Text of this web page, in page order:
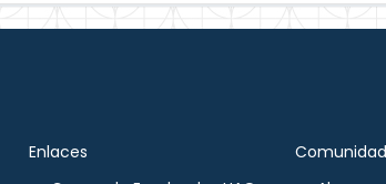
Enlaces